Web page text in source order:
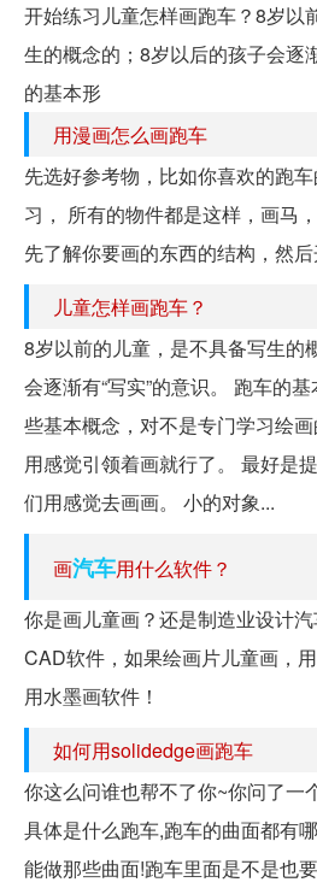
开始练习儿童怎样画跑车？8岁以
生的概念的；8岁以后的孩子会逐
的基本形
用漫画怎么画跑车
先选好参考物，比如你喜欢的跑
习， 所有的物件都是这样，画马
先了解你要画的东西的结构，然
儿童怎样画跑车？
8岁以前的儿童，是不具备写生的
会逐渐有“写实”的意识。 跑车的
些基本概念，对不是专门学习绘
用感觉引领着画就行了。 最好是
们用感觉去画画。 小的对象...
画汽车用什么软件？
你是画儿童画？还是制造业设计
CAD软件，如果绘画片儿童画，
用水墨画软件！
如何用solidedge画跑车
你这么问谁也帮不了你~你问了一
具体是什么跑车,跑车的曲面都有
能做那些曲面!跑车里面是不是也